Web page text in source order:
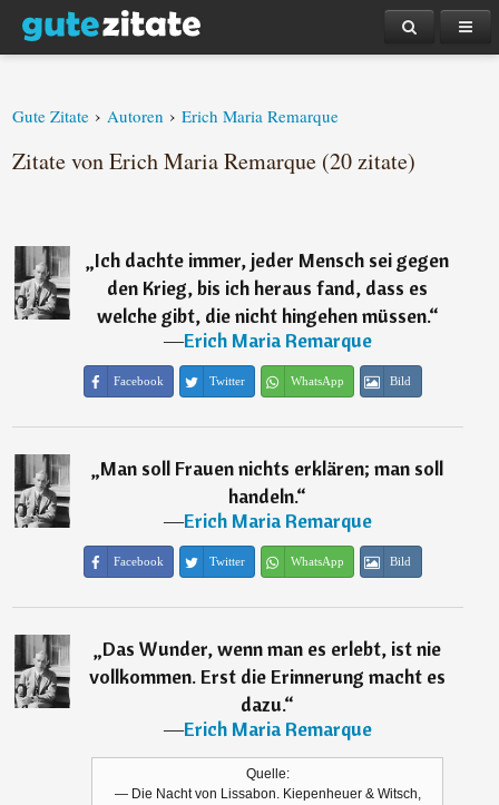
Gute Zitate › Autoren › Erich Maria Remarque
Zitate von Erich Maria Remarque (20 zitate)
„Ich dachte immer, jeder Mensch sei gegen
den Krieg, bis ich heraus fand, dass es
welche gibt, die nicht hingehen müssen.“
―Erich Maria Remarque
Facebook Twitter WhatsApp Bild
„Man soll Frauen nichts erklären; man soll
handeln.“
―Erich Maria Remarque
Facebook Twitter WhatsApp Bild
„Das Wunder, wenn man es erlebt, ist nie
vollkommen. Erst die Erinnerung macht es
dazu.“
―Erich Maria Remarque
Quelle:
— Die Nacht von Lissabon. Kiepenheuer & Witsch,